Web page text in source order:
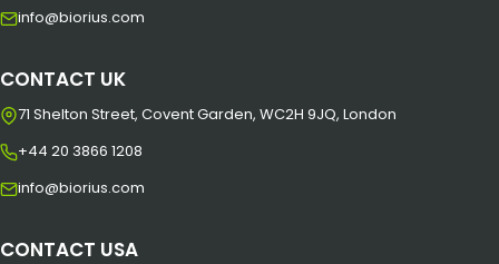
info@biorius.com
CONTACT UK
71 Shelton Street, Covent Garden, WC2H 9JQ, London
+44 20 3866 1208
info@biorius.com
CONTACT USA